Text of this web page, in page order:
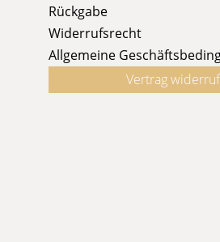
Rückgabe
Widerrufsrecht
Allgemeine
Vertrag